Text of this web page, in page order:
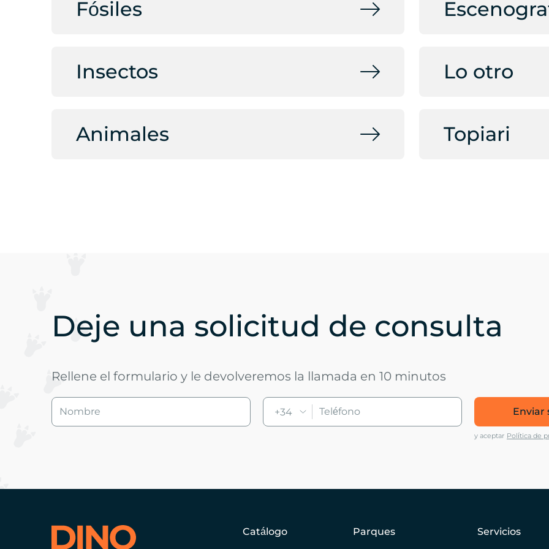
Fósiles
Insectos
Animales
Lo otro
Topiari
Deje una solicitud de consulta
Rellene el formulario y le devolveremos la llamada en 10 minutos
+34 Enviar
y aceptar Política de
Catálogo Parques Servicios